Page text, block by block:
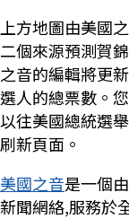
上方地圖由美國
二個來源預測賀
之音的編輯將更
選人的總票數。
以往美國總統選
刷新頁面。
美國之音是一個
新聞網絡,服務於